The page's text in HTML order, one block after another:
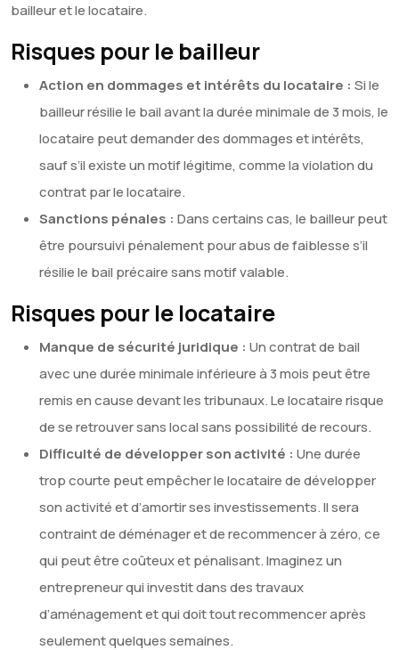
bailleur et le locataire.
Risques pour le bailleur
Action en dommages et intérêts du locataire : Si le
bailleur résilie le bail avant la durée minimale de 3 mois, le
locataire peut demander des dommages et intérêts,
sauf s’il existe un motif légitime, comme la violation du
contrat par le locataire.
Sanctions pénales : Dans certains cas, le bailleur peut
être poursuivi pénalement pour abus de faiblesse s’il
résilie le bail précaire sans motif valable.
Risques pour le locataire
Manque de sécurité juridique : Un contrat de bail
avec une durée minimale inférieure à 3 mois peut être
remis en cause devant les tribunaux. Le locataire risque
de se retrouver sans local sans possibilité de recours.
Difficulté de développer son activité : Une durée
trop courte peut empêcher le locataire de développer
son activité et d’amortir ses investissements. Il sera
contraint de déménager et de recommencer à zéro, ce
qui peut être coûteux et pénalisant. Imaginez un
entrepreneur qui investit dans des travaux
d’aménagement et qui doit tout recommencer après
seulement quelques semaines.